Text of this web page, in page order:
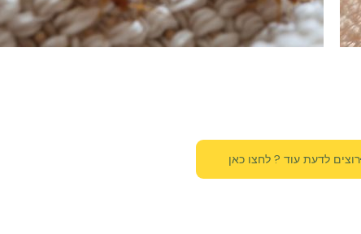
רוצים לדעת עוד ? לחצו כאן